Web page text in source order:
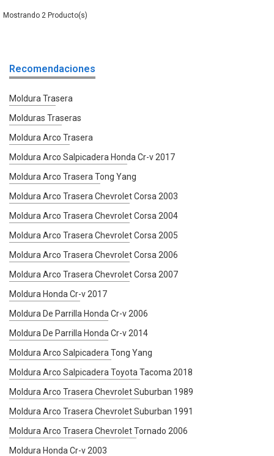
2
Recomendaciones
Moldura Trasera
Molduras Traseras
Moldura Arco Trasera
Moldura Arco Salpicadera Honda Cr-v 2017
Moldura Arco Trasera Tong Yang
Moldura Arco Trasera Chevrolet Corsa 2003
Moldura Arco Trasera Chevrolet Corsa 2004
Moldura Arco Trasera Chevrolet Corsa 2005
Moldura Arco Trasera Chevrolet Corsa 2006
Moldura Arco Trasera Chevrolet Corsa 2007
Moldura Honda Cr-v 2017
Moldura De Parrilla Honda Cr-v 2006
Moldura De Parrilla Honda Cr-v 2014
Moldura Arco Salpicadera Tong Yang
Moldura Arco Salpicadera Toyota Tacoma 2018
Moldura Arco Trasera Chevrolet Suburban 1989
Moldura Arco Trasera Chevrolet Suburban 1991
Moldura Arco Trasera Chevrolet Tornado 2006
Moldura Honda Cr-v 2003